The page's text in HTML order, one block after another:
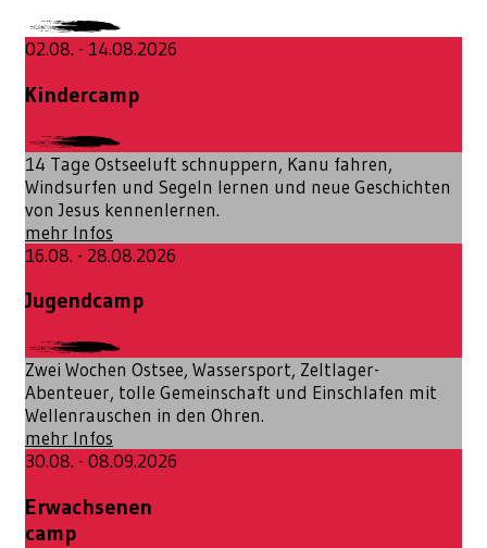
02.08. - 14.08.2026
Kindercamp
14 Tage Ostseeluft schnuppern, Kanu fahren,
Windsurfen und Segeln lernen und neue Geschichten
von Jesus kennenlernen.
mehr Infos
16.08. - 28.08.2026
Jugendcamp
Zwei Wochen Ostsee, Wassersport, Zeltlager-
Abenteuer, tolle Gemeinschaft und Einschlafen mit
Wellenrauschen in den Ohren.
mehr Infos
30.08. - 08.09.2026
Erwachsenen
camp